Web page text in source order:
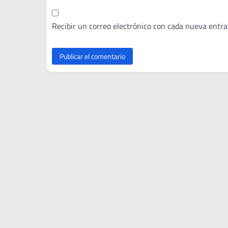
Recibir un correo electrónico con cada nueva